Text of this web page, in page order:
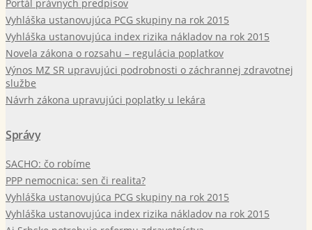
Portál právnych predpisov
Vyhláška ustanovujúca PCG skupiny na rok 2015
Vyhláška ustanovujúca index rizika nákladov na rok 2015
Novela zákona o rozsahu – regulácia poplatkov
Výnos MZ SR upravujúci podrobnosti o záchrannej zdravotnej
službe
Návrh zákona upravujúci poplatky u lekára
Správy
SACHO: čo robíme
PPP nemocnica: sen či realita?
Vyhláška ustanovujúca PCG skupiny na rok 2015
Vyhláška ustanovujúca index rizika nákladov na rok 2015